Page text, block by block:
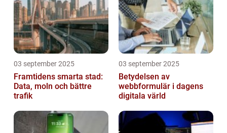
03 september 2025
Framtidens smarta stad:
Data, moln och bättre
trafik
03 september 2025
Betydelsen av
webbformulär i dagens
digitala värld